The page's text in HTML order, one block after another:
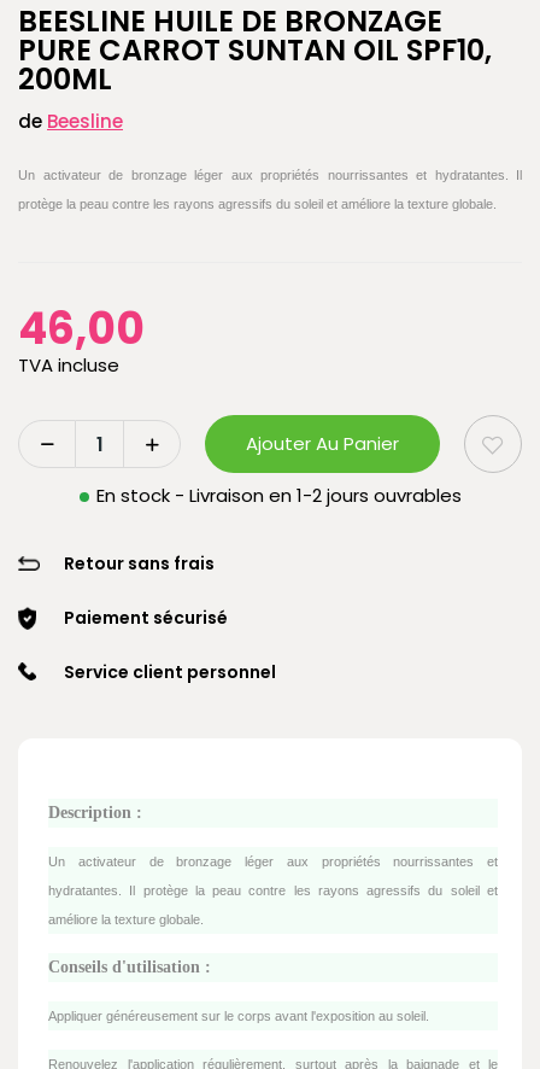
BEESLINE HUILE DE BRONZAGE
PURE CARROT SUNTAN OIL SPF10,
200ML
de Beesline
Un activateur de bronzage léger aux propriétés nourrissantes et hydratantes. Il
protège la peau contre les rayons agressifs du soleil et améliore la texture globale.
46,00
TVA incluse
Ajouter Au Panier
En stock - Livraison en 1-2 jours ouvrables
Retour sans frais
Paiement sécurisé
Service client personnel
Description :
Un activateur de bronzage léger aux propriétés nourrissantes et
hydratantes. Il protège la peau contre les rayons agressifs du soleil et
améliore la texture globale.
Conseils d'utilisation :
Appliquer généreusement sur le corps avant l'exposition au soleil.
Renouvelez l'application régulièrement, surtout après la baignade et le